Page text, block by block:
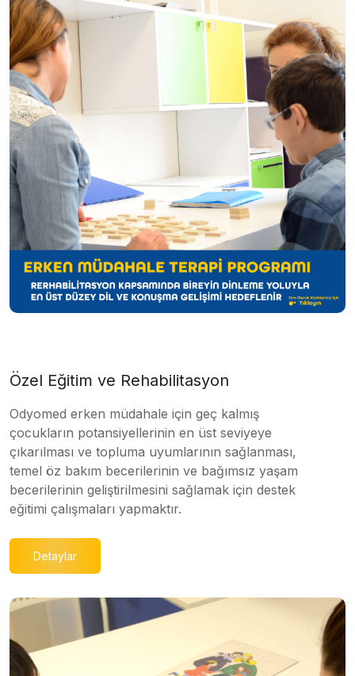
Özel Eğitim ve Rehabilitasyon
Odyomed erken müdahale için geç kalmış
çocukların potansiyellerinin en üst seviyeye
çıkarılması ve topluma uyumlarının sağlanması,
temel öz bakım becerilerinin ve bağımsız yaşam
becerilerinin geliştirilmesini sağlamak için destek
eğitimi çalışmaları yapmaktır.
Detaylar